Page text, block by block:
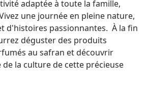
adaptée à toute la famille,
une journée en pleine nature,
d'histoires passionnantes. À la fin
déguster des produits
au safran et découvrir
la culture de cette précieuse